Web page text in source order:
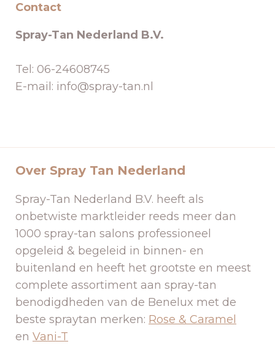
Contact
Spray-Tan Nederland B.V.
Tel: 06-24608745
E-mail: info@spray-tan.nl
Over Spray Tan Nederland
Spray-Tan Nederland B.V. heeft als
onbetwiste marktleider reeds meer dan
1000 spray-tan salons professioneel
opgeleid & begeleid in binnen- en
buitenland en heeft het grootste en meest
complete assortiment aan spray-tan
benodigdheden van de Benelux met de
beste spraytan merken: Rose & Caramel
en Vani-T